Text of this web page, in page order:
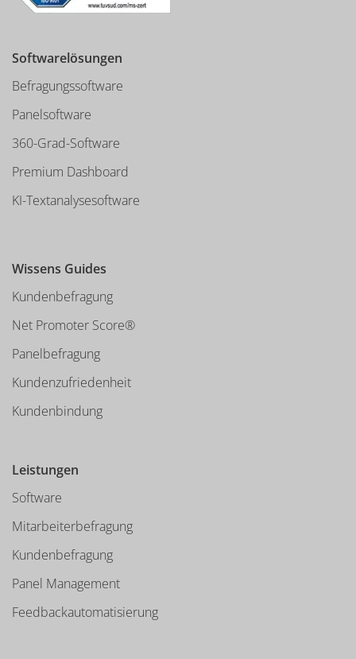
Softwarelösungen
Befragungssoftware
Panelsoftware
360-Grad-Software
Premium Dashboard
KI-Textanalysesoftware
Wissens Guides
Kundenbefragung
Net Promoter Score®
Panelbefragung
Kundenzufriedenheit
Kundenbindung
Leistungen
Software
Mitarbeiterbefragung
Kundenbefragung
Panel Management
Feedbackautomatisierung